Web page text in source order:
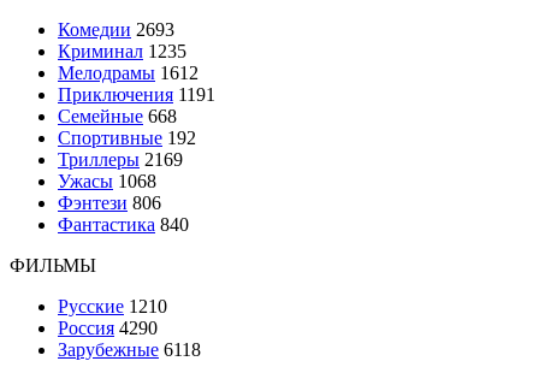
Комедии 2693
Криминал 1235
Мелодрамы 1612
Приключения 1191
Семейные 668
Спортивные 192
Триллеры 2169
Ужасы 1068
Фэнтези 806
Фантастика 840
ФИЛЬМЫ
Русские 1210
Россия 4290
Зарубежные 6118